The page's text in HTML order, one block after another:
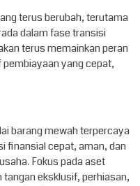
terus berubah, terutama
dalam fase transisi
terus memainkan peran
yang cepat,
barang mewah terpercaya
finansial cepat, aman, dan
Fokus pada aset
eksklusif, perhiasan,